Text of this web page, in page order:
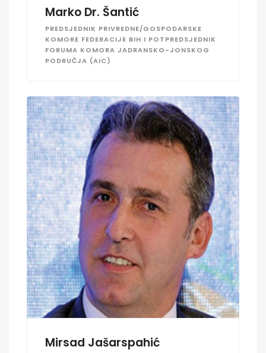
Marko Dr. Šantić
PREDSJEDNIK PRIVREDNE/GOSPODARSKE
KOMORE FEDERACIJE BIH I POTPREDSJEDNIK
FORUMA KOMORA JADRANSKO-JONSKOG
PODRUČJA (AIC)
Mirsad Jašarspahić